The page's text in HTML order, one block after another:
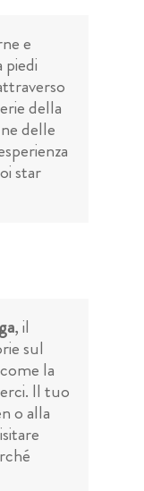
e
della
delle
star
, il
sul
la
Il tuo
o alla